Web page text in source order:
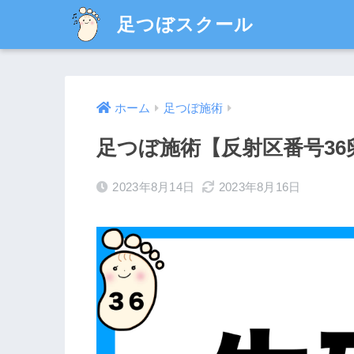
足つぼスクール
ホーム 足つぼ施術
足つぼ施術【反射区番号36
2023年8月14日 2023年8月16日